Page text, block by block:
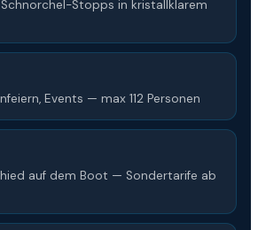
Stopps in kristallklarem
Events — max 112 Personen
auf dem Boot — Sondertarife ab